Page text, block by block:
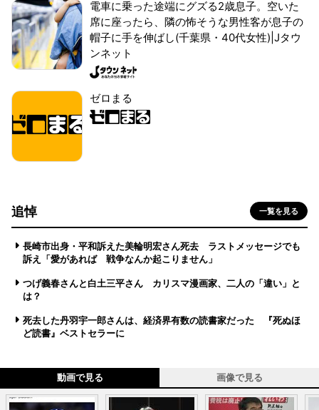
電車に乗った途端にグズる2歳息子。空いた
席に座ったら、隣の怖そうな男性客が息子の
帽子に手を伸ばし(千葉県・40代女性)|Jタウ
ンネット
ゼロまる
追悼 一覧を見る
長崎市出身・平和訴えた美輪明宏さん死去 ラストメッセージでも
訴え「愛があれば 戦争なんか起こりません」
つげ義春さんと白土三平さん カリスマ漫画家、二人の「違い」と
は？
死去した丹羽宇一郎さんは、経済界有数の読書家だった 『死ぬほ
ど読書』ベストセラーに
動画で見る 画像で見る